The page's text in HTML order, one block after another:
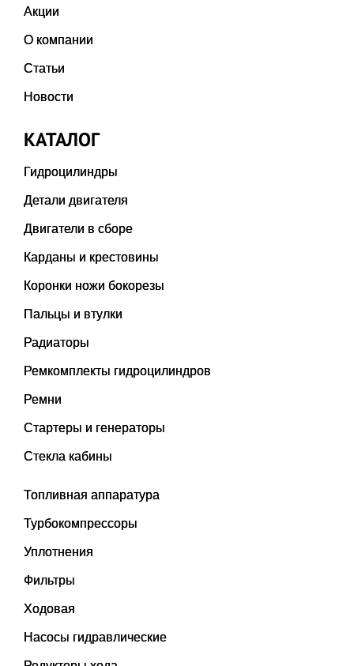
Акции
О компании
Статьи
Новости
КАТАЛОГ
Гидроцилиндры
Детали двигателя
Двигатели в сборе
Карданы и крестовины
Коронки ножи бокорезы
Пальцы и втулки
Радиаторы
Ремкомплекты гидроцилиндров
Ремни
Стартеры и генераторы
Стекла кабины
Топливная аппаратура
Турбокомпрессоры
Уплотнения
Фильтры
Ходовая
Насосы гидравлические